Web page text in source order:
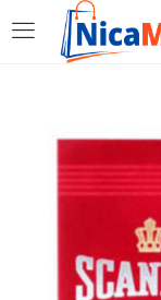
Introduzca su
sesión.